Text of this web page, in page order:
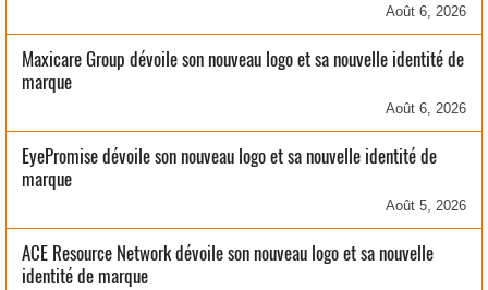
Août 6, 2026
Maxicare Group dévoile son nouveau logo et sa nouvelle identité de
marque
Août 6, 2026
EyePromise dévoile son nouveau logo et sa nouvelle identité de
marque
Août 5, 2026
ACE Resource Network dévoile son nouveau logo et sa nouvelle
identité de marque